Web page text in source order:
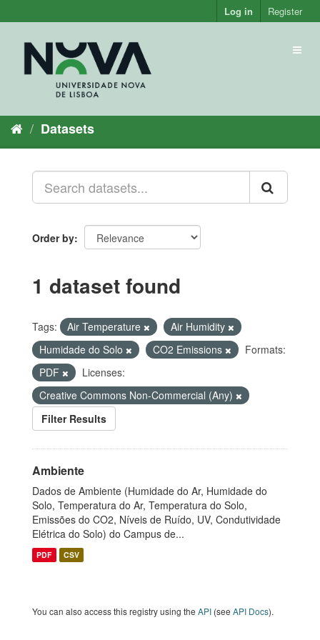
to
Log in Register
Datasets
Order by
1 dataset found
Tags: Air Temperature
Air Humidity
Humidade do Solo
CO2 Emissions
Formats:
PDF
Licenses:
Creative Commons Non-Commercial (Any)
Filter Results
Ambiente
Dados de Ambiente (Humidade do Ar, Humidade do
Solo, Temperatura do Ar, Temperatura do Solo,
Emissões do CO2, Níveis de Ruído, UV, Condutividade
Elétrica do Solo) do Campus de...
PDF CSV
You can also access this registry using the API (see API Docs).